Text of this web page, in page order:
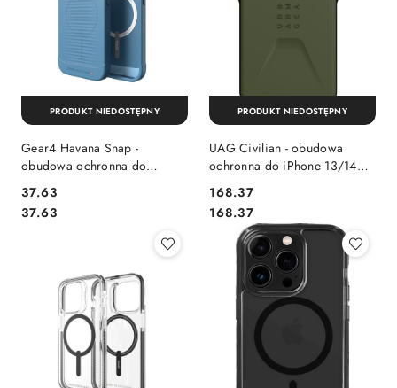
Gear4 Havana Snap -
obudowa ochronna do
iPhone 14 Pro kompatybilna z
MagSafe (blue)
Cena:
37.63
Cena:
37.63
PRODUKT NIEDOSTĘPNY
UAG Civilian - obudowa
ochronna do iPhone 13/14
(olive)
Cena:
168.37
Cena:
168.37
PRODUKT NIEDOSTĘPNY